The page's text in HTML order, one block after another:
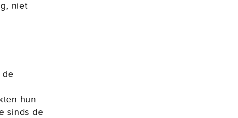
niet
de
hun
sinds de